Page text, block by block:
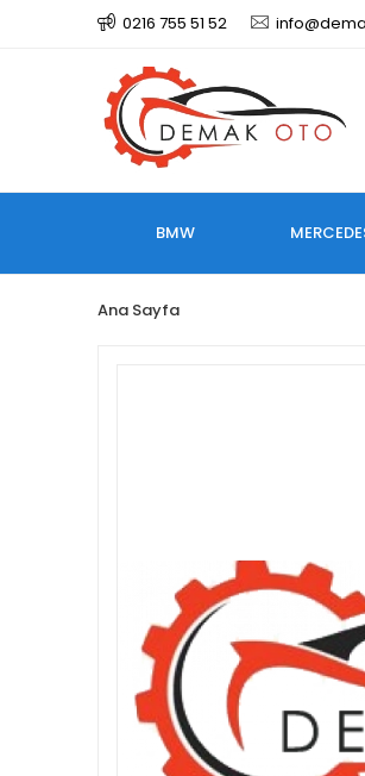
0216 755 51 52
BMW
Ana Sayfa